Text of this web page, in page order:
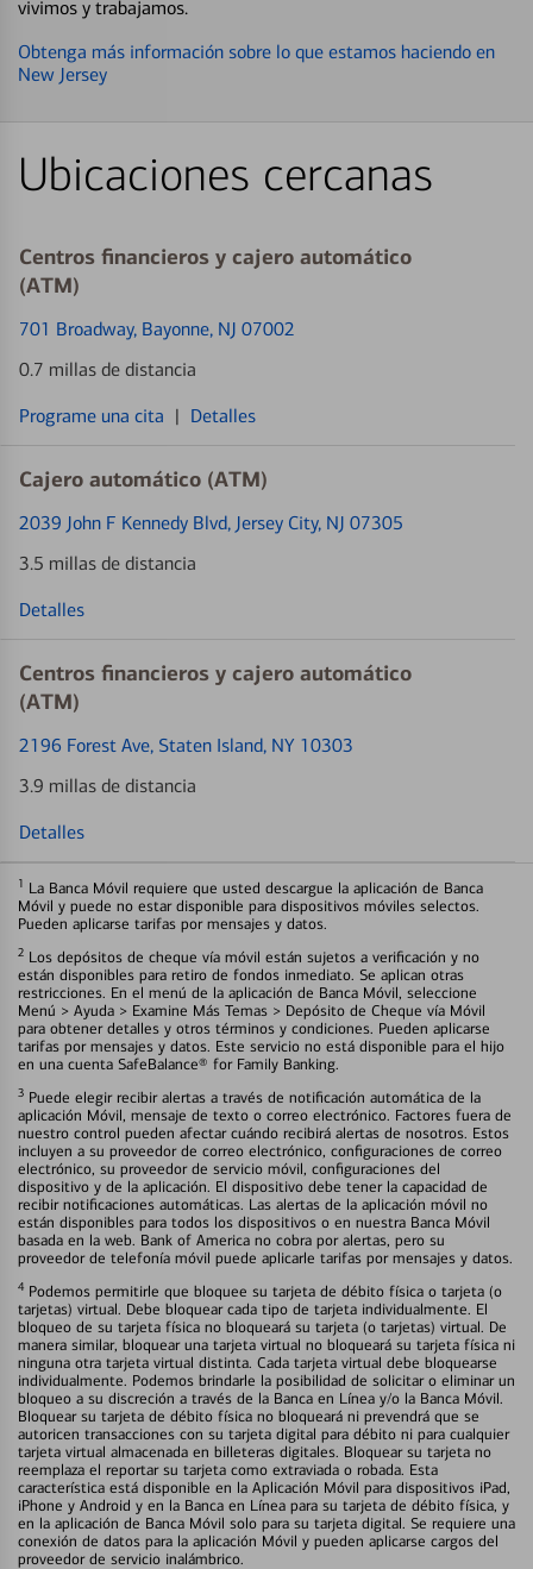
vivimos y trabajamos.
Obtenga más información sobre lo que estamos haciendo en
New Jersey
Ubicaciones cercanas
Centros financieros y cajero automático
(ATM)
701 Broadway, Bayonne, NJ 07002
0.7 millas de distancia
Programe una cita | Detalles
Cajero automático (ATM)
2039 John F Kennedy Blvd, Jersey City, NJ 07305
3.5 millas de distancia
Detalles
Centros financieros y cajero automático
(ATM)
2196 Forest Ave, Staten Island, NY 10303
3.9 millas de distancia
Detalles
1 La Banca Móvil requiere que usted descargue la aplicación de Banca
Móvil y puede no estar disponible para dispositivos móviles selectos.
Pueden aplicarse tarifas por mensajes y datos.
2 Los depósitos de cheque vía móvil están sujetos a verificación y no
están disponibles para retiro de fondos inmediato. Se aplican otras
restricciones. En el menú de la aplicación de Banca Móvil, seleccione
Menú > Ayuda > Examine Más Temas > Depósito de Cheque vía Móvil
para obtener detalles y otros términos y condiciones. Pueden aplicarse
tarifas por mensajes y datos. Este servicio no está disponible para el hijo
en una cuenta SafeBalance® for Family Banking.
3 Puede elegir recibir alertas a través de notificación automática de la
aplicación Móvil, mensaje de texto o correo electrónico. Factores fuera de
nuestro control pueden afectar cuándo recibirá alertas de nosotros. Estos
incluyen a su proveedor de correo electrónico, configuraciones de correo
electrónico, su proveedor de servicio móvil, configuraciones del
dispositivo y de la aplicación. El dispositivo debe tener la capacidad de
recibir notificaciones automáticas. Las alertas de la aplicación móvil no
están disponibles para todos los dispositivos o en nuestra Banca Móvil
basada en la web. Bank of America no cobra por alertas, pero su
proveedor de telefonía móvil puede aplicarle tarifas por mensajes y datos.
4 Podemos permitirle que bloquee su tarjeta de débito física o tarjeta (o
tarjetas) virtual. Debe bloquear cada tipo de tarjeta individualmente. El
bloqueo de su tarjeta física no bloqueará su tarjeta (o tarjetas) virtual. De
manera similar, bloquear una tarjeta virtual no bloqueará su tarjeta física ni
ninguna otra tarjeta virtual distinta. Cada tarjeta virtual debe bloquearse
individualmente. Podemos brindarle la posibilidad de solicitar o eliminar un
bloqueo a su discreción a través de la Banca en Línea y/o la Banca Móvil.
Bloquear su tarjeta de débito física no bloqueará ni prevendrá que se
autoricen transacciones con su tarjeta digital para débito ni para cualquier
tarjeta virtual almacenada en billeteras digitales. Bloquear su tarjeta no
reemplaza el reportar su tarjeta como extraviada o robada. Esta
característica está disponible en la Aplicación Móvil para dispositivos iPad,
iPhone y Android y en la Banca en Línea para su tarjeta de débito física, y
en la aplicación de Banca Móvil solo para su tarjeta digital. Se requiere una
conexión de datos para la aplicación Móvil y pueden aplicarse cargos del
proveedor de servicio inalámbrico.